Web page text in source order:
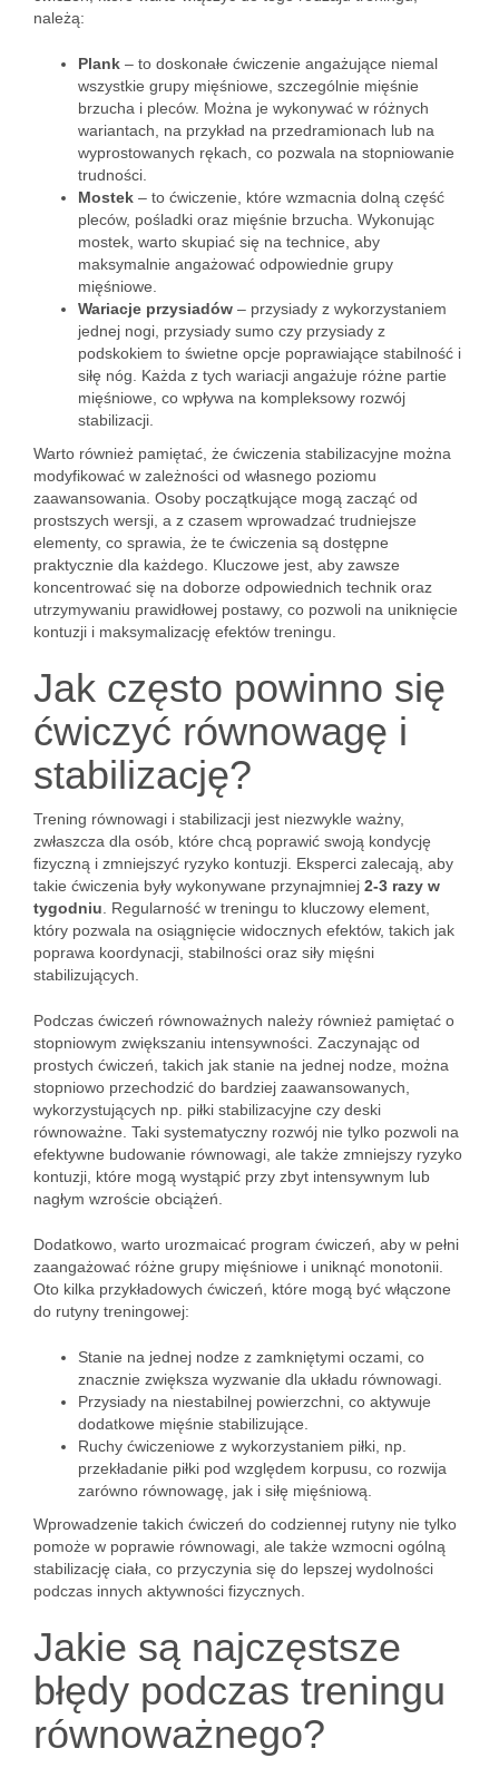
należą:
Plank – to doskonałe ćwiczenie angażujące niemal
wszystkie grupy mięśniowe, szczególnie mięśnie
brzucha i pleców. Można je wykonywać w różnych
wariantach, na przykład na przedramionach lub na
wyprostowanych rękach, co pozwala na stopniowanie
trudności.
Mostek – to ćwiczenie, które wzmacnia dolną część
pleców, pośladki oraz mięśnie brzucha. Wykonując
mostek, warto skupiać się na technice, aby
maksymalnie angażować odpowiednie grupy
mięśniowe.
Wariacje przysiadów – przysiady z wykorzystaniem
jednej nogi, przysiady sumo czy przysiady z
podskokiem to świetne opcje poprawiające stabilność i
siłę nóg. Każda z tych wariacji angażuje różne partie
mięśniowe, co wpływa na kompleksowy rozwój
stabilizacji.
Warto również pamiętać, że ćwiczenia stabilizacyjne można
modyfikować w zależności od własnego poziomu
zaawansowania. Osoby początkujące mogą zacząć od
prostszych wersji, a z czasem wprowadzać trudniejsze
elementy, co sprawia, że te ćwiczenia są dostępne
praktycznie dla każdego. Kluczowe jest, aby zawsze
koncentrować się na doborze odpowiednich technik oraz
utrzymywaniu prawidłowej postawy, co pozwoli na uniknięcie
kontuzji i maksymalizację efektów treningu.
Jak często powinno się
ćwiczyć równowagę i
stabilizację?
Trening równowagi i stabilizacji jest niezwykle ważny,
zwłaszcza dla osób, które chcą poprawić swoją kondycję
fizyczną i zmniejszyć ryzyko kontuzji. Eksperci zalecają, aby
takie ćwiczenia były wykonywane przynajmniej 2-3 razy w
tygodniu . Regularność w treningu to kluczowy element,
który pozwala na osiągnięcie widocznych efektów, takich jak
poprawa koordynacji, stabilności oraz siły mięśni
stabilizujących.
Podczas ćwiczeń równoważnych należy również pamiętać o
stopniowym zwiększaniu intensywności. Zaczynając od
prostych ćwiczeń, takich jak stanie na jednej nodze, można
stopniowo przechodzić do bardziej zaawansowanych,
wykorzystujących np. piłki stabilizacyjne czy deski
równoważne. Taki systematyczny rozwój nie tylko pozwoli na
efektywne budowanie równowagi, ale także zmniejszy ryzyko
kontuzji, które mogą wystąpić przy zbyt intensywnym lub
nagłym wzroście obciążeń.
Dodatkowo, warto urozmaicać program ćwiczeń, aby w pełni
zaangażować różne grupy mięśniowe i uniknąć monotonii.
Oto kilka przykładowych ćwiczeń, które mogą być włączone
do rutyny treningowej:
Stanie na jednej nodze z zamkniętymi oczami, co
znacznie zwiększa wyzwanie dla układu równowagi.
Przysiady na niestabilnej powierzchni, co aktywuje
dodatkowe mięśnie stabilizujące.
Ruchy ćwiczeniowe z wykorzystaniem piłki, np.
przekładanie piłki pod względem korpusu, co rozwija
zarówno równowagę, jak i siłę mięśniową.
Wprowadzenie takich ćwiczeń do codziennej rutyny nie tylko
pomoże w poprawie równowagi, ale także wzmocni ogólną
stabilizację ciała, co przyczynia się do lepszej wydolności
podczas innych aktywności fizycznych.
Jakie są najczęstsze
błędy podczas treningu
równoważnego?